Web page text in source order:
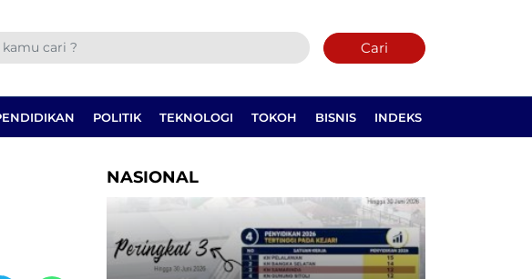
Cari
POLITIK TEKNOLOGI TOKOH BISNIS INDEKS
NASIONAL